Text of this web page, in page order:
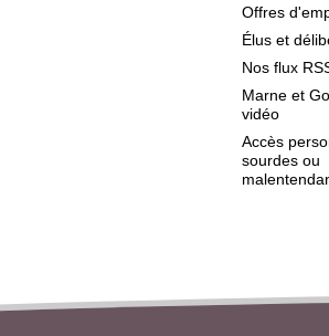
Offres
Élus et
Nos flux
Marne et
vidéo
Accès
sourdes ou